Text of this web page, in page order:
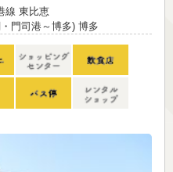
線 東比恵
門司港～博多) 博多